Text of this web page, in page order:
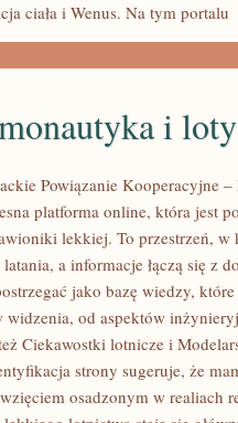
ciała i Wenus. Na tym portalu
i
Powiązanie Kooperacyjne
platforma online, która jest
lekkiej. To przestrzeń,
a informacje łączą się z
jako bazę wiedzy,
widzenia, od aspektów
Ciekawostki lotnicze i
strony sugeruje, że
osadzonym w realiach